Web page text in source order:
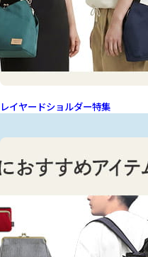
レイヤードショルダー特集